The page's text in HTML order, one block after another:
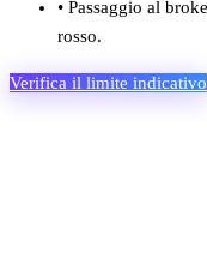
• Passaggio al
rosso.
Verifica il limite indicativo